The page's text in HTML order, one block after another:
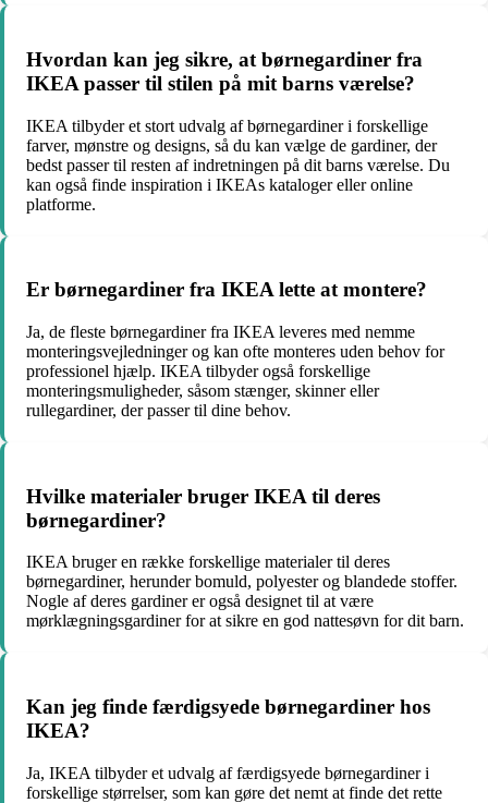
Hvordan kan jeg sikre, at børnegardiner fra
IKEA passer til stilen på mit barns værelse?
IKEA tilbyder et stort udvalg af børnegardiner i forskellige
farver, mønstre og designs, så du kan vælge de gardiner, der
bedst passer til resten af indretningen på dit barns værelse. Du
kan også finde inspiration i IKEAs kataloger eller online
platforme.
Er børnegardiner fra IKEA lette at montere?
Ja, de fleste børnegardiner fra IKEA leveres med nemme
monteringsvejledninger og kan ofte monteres uden behov for
professionel hjælp. IKEA tilbyder også forskellige
monteringsmuligheder, såsom stænger, skinner eller
rullegardiner, der passer til dine behov.
Hvilke materialer bruger IKEA til deres
børnegardiner?
IKEA bruger en række forskellige materialer til deres
børnegardiner, herunder bomuld, polyester og blandede stoffer.
Nogle af deres gardiner er også designet til at være
mørklægningsgardiner for at sikre en god nattesøvn for dit barn.
Kan jeg finde færdigsyede børnegardiner hos
IKEA?
Ja, IKEA tilbyder et udvalg af færdigsyede børnegardiner i
forskellige størrelser, som kan gøre det nemt at finde det rette